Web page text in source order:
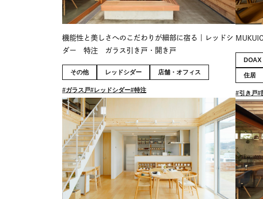
機能性と美しさへのこだわりが細部に宿る｜レッドシ
ダー 特注 ガラス引き戸・開き戸
その他 レッドシダー 店舗・オフィス
ガラス戸 レッドシダー 特注
DOAX
住居
引き戸